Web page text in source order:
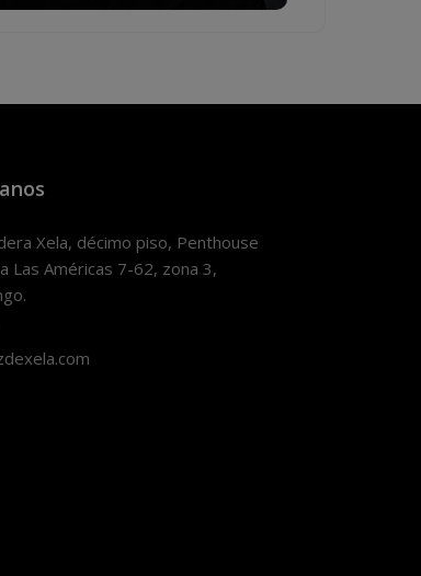
Xela, décimo piso, Penthouse
Las Américas 7-62, zona 3,